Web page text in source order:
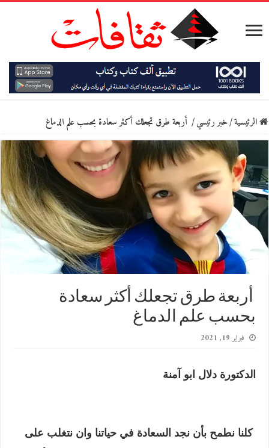
الرئيسية/خبر رئيسي/ أربعة طرق تجعلك أكثر سعادة بحسب علم الدماغ
أربعة طرق تجعلك أكثر سعادة
بحسب علم الدماغ
فبراير 19, 2021
الدكتورة دلال ابو آمنة
كلنا نطمح بأن نجد السعادة في حياتنا وان نتغلب على